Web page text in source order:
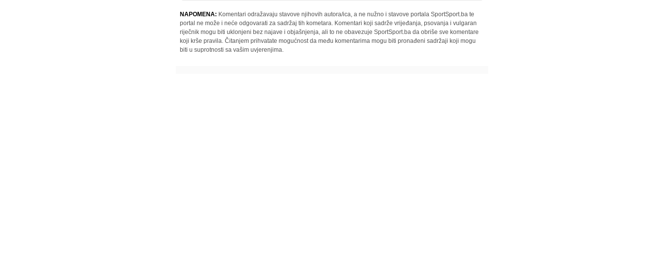
NAPOMENA: Komentari odražavaju stavove njihovih autora/ica, a ne nužno i stavove portala SportSport.ba te
portal ne može i neće odgovarati za sadržaj tih kometara. Komentari koji sadrže vrijeđanja, psovanja i vulgaran
riječnik mogu biti uklonjeni bez najave i objašnjenja, ali to ne obavezuje SportSport.ba da obriše sve komentare
koji krše pravila. Čitanjem prihvatate mogućnost da među komentarima mogu biti pronađeni sadržaji koji mogu
biti u suprotnosti sa vašim uvjerenjima.